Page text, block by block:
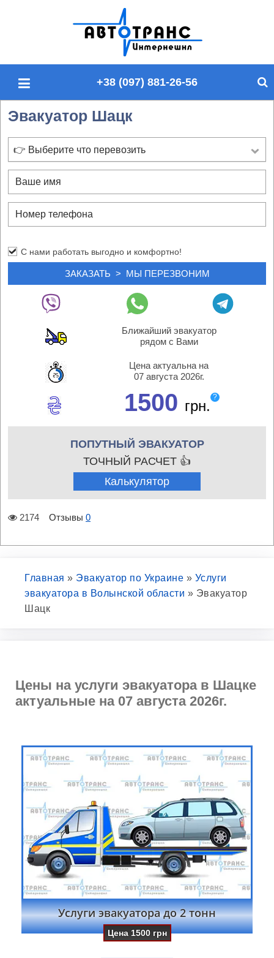
п
й
у
+38 (097) 881-26-56
Эвакуатор Шацк
👉 Выберите что перевозить
С нами работать выгодно и комфортно!
Ближайший эвакуатор
рядом с Вами
Цена актуальна на
07 августа 2026г.
1500 грн.
?
ПОПУТНЫЙ ЭВАКУАТОР
ТОЧНЫЙ РАСЧЕТ 👍
Калькулятор
2174 Отзывы 0
Главная » Эвакуатор по Украине » Услуги
эвакуатора в Волынской области » Эвакуатор
Шацк
Цены на услуги эвакуатора в Шацке
актуальные на 07 августа 2026г.
Услуги эвакуатора до 2 тонн
Цена1500 грн